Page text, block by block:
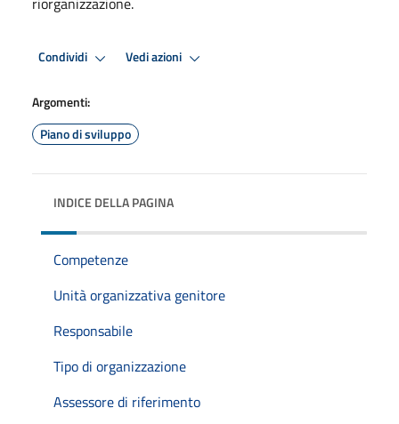
Condividi Vedi azioni
Argomenti:
Piano di sviluppo
INDICE DELLA PAGINA
Competenze
Unità organizzativa genitore
Responsabile
Tipo di organizzazione
Assessore di riferimento